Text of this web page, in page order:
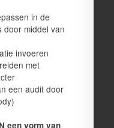
in de
door middel van
invoeren
met
een audit door
een vorm van